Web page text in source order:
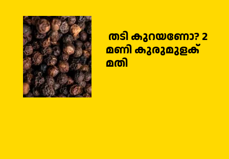
തടി കുറയണോ? 2
മണി കുരുമുളക്
മതി